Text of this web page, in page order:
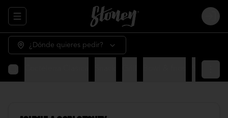
Abrir menu de navegación Login
¿Dónde quieres pedir?